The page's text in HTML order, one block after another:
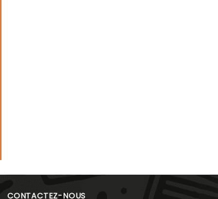
CONTACTEZ-NOUS